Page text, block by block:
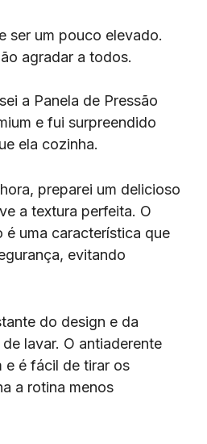
ser um pouco elevado.
agradar a todos.
a Panela de Pressão
e fui surpreendido
ela cozinha.
preparei um delicioso
a textura perfeita. O
é uma característica que
evitando
do design e da
lavar. O antiaderente
e é fácil de tirar os
a rotina menos